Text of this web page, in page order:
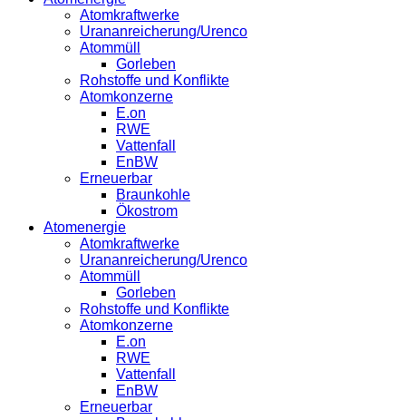
Atomkraftwerke
Urananreicherung/Urenco
Atommüll
Gorleben
Rohstoffe und Konflikte
Atomkonzerne
E.on
RWE
Vattenfall
EnBW
Erneuerbar
Braunkohle
Ökostrom
Atomenergie
Atomkraftwerke
Urananreicherung/Urenco
Atommüll
Gorleben
Rohstoffe und Konflikte
Atomkonzerne
E.on
RWE
Vattenfall
EnBW
Erneuerbar